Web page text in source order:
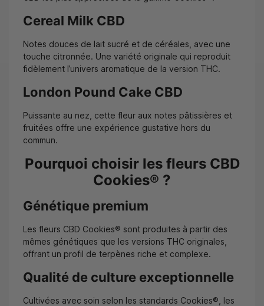
Cereal Milk CBD
Notes douces de lait sucré et de céréales, avec une
touche citronnée. Une variété originale qui reproduit
fidèlement l’univers aromatique de la version THC.
London Pound Cake CBD
Puissante au nez, cette fleur aux notes pâtissières et
fruitées offre une expérience gustative hors du
commun.
Pourquoi choisir les fleurs CBD
Cookies® ?
Génétique premium
Les fleurs CBD Cookies® sont produites à partir des
mêmes génétiques que les versions THC originales,
offrant un profil de terpènes riche et complexe.
Qualité de culture exceptionnelle
Cultivées avec soin selon les standards Cookies®, les